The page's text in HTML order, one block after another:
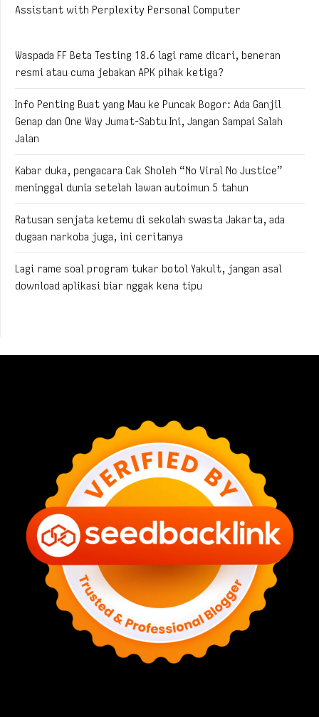
Assistant with Perplexity Personal Computer
Waspada FF Beta Testing 18.6 lagi rame dicari, beneran
resmi atau cuma jebakan APK pihak ketiga?
Info Penting Buat yang Mau ke Puncak Bogor: Ada Ganjil
Genap dan One Way Jumat-Sabtu Ini, Jangan Sampai Salah
Jalan
Kabar duka, pengacara Cak Sholeh “No Viral No Justice”
meninggal dunia setelah lawan autoimun 5 tahun
Ratusan senjata ketemu di sekolah swasta Jakarta, ada
dugaan narkoba juga, ini ceritanya
Lagi rame soal program tukar botol Yakult, jangan asal
download aplikasi biar nggak kena tipu